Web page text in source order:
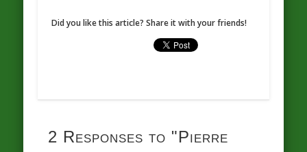
Did you like this article? Share it with your friends!
2 Responses to "Pierre